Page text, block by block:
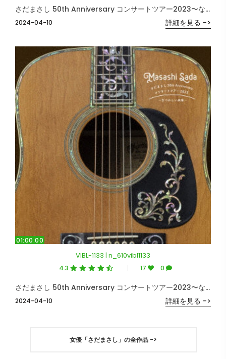
2024-04-10
さだまさし 50th Anniversary コンサートツアー2023〜なつかしい未来〜（生産限定盤） （ブルーレイディスク）
詳細を見る ->
01:00:00
VIBL-1133 | n_610vibl1133
4.3 17 0
2024-04-10
さだまさし 50th Anniversary コンサートツアー2023〜なつかしい未来〜（生産限定盤）
詳細を見る ->
女優「さだまさし」の全作品 ->